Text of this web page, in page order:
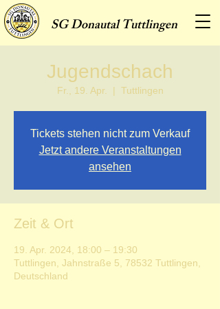
SGDonautal Tuttlingen
Jugendschach
Fr., 19. Apr.
  |
Tuttlingen
Tickets stehen nicht zum Verkauf
Jetzt andere Veranstaltungen
ansehen
Zeit & Ort
19. Apr. 2024, 18:00 – 19:30
Tuttlingen, Jahnstraße 5, 78532 Tuttlingen,
Deutschland